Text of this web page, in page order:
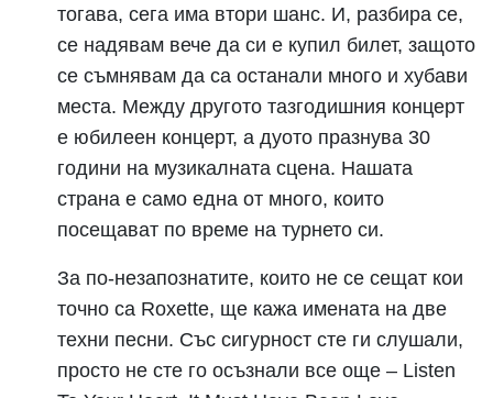
тогава, сега има втори шанс. И, разбира се,
се надявам вече да си е купил билет, защото
се съмнявам да са останали много и хубави
места. Между другото тазгодишния концерт
е юбилеен концерт, а дуото празнува 30
години на музикалната сцена. Нашата
страна е само една от много, които
посещават по време на турнето си.
За по-незапознатите, които не се сещат кои
точно са Roxette, ще кажа имената на две
техни песни. Със сигурност сте ги слушали,
просто не сте го осъзнали все още – Listen